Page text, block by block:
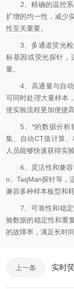
2、精确的温控系
扩增的均一性，减少
性至关重要。
3、多通道荧光检
标基因或荧光探针，
量。
4、高通量与自动
可同时处理大量样本
使实验流程更加便捷高
5、*的数据分析软
集、自动CT值计算
人员能够快速获得实验
6、灵活性和兼容
n、TaqMan探针等，
兼容多种样本板型和耗
7、可靠性和稳定
验数据的稳定性和重
的故障率，满足长时
上一条